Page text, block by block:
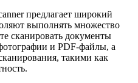
предлагает широкий
выполнять множество
сканировать документы
и PDF-файлы, а
такими как